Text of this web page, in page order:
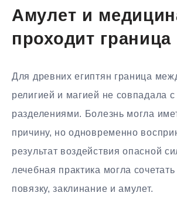
Амулет и
проходит граница
Для древних египтян граница
религией и магией не совпадала
разделениями. Болезнь могла
причину, но одновременно
результат воздействия опасной
лечебная практика могла
повязку, заклинание и амулет.